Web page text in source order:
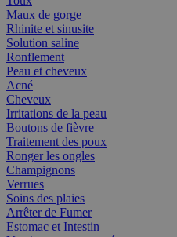
Maux de gorge
Rhinite et sinusite
Solution saline
Ronflement
Peau et cheveux
Acné
Cheveux
Irritations de la peau
Boutons de fièvre
Traitement des poux
Ronger les ongles
Champignons
Verrues
Soins des plaies
Arrêter de Fumer
Estomac et Intestin